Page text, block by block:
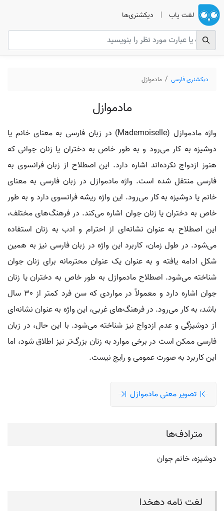
لغت یاب | دیکشنری‌ها
دیکشنری فارسی مادموازل
مادموازل
واژه مادموازل (Mademoiselle) در زبان فارسی به معنای خانم یا
دوشیزه به کار می‌رود و به طور خاص به دختران یا زنان جوانی که
هنوز ازدواج نکرده‌اند اشاره دارد. این اصطلاح از زبان فرانسوی به
فارسی منتقل شده است. واژه مادموازل در زبان فارسی به معنای
خانم یا دوشیزه به کار می‌رود. این واژه ریشه فرانسوی دارد و به طور
خاص به دختران یا زنان جوان اشاره می‌کند. در فرهنگ‌های مختلف،
این اصطلاح به عنوان نشانه‌ای از احترام و ادب به زنان استفاده
می‌شود. در طول زمان، کاربرد این واژه در زبان فارسی نیز به همین
شکل ادامه یافته و به عنوان یک عنوان محترمانه برای زنان جوان
شناخته می‌شود. اصطلاح مادموازل به طور خاص به دختران یا زنان
جوان اشاره دارد و معمولاً در مواردی که سن فرد کمتر از 30 سال
باشد، به کار می‌رود. در فرهنگ‌های غربی، این واژه به عنوان نشانه‌ای
از دوشیزگی و عدم ازدواج نیز شناخته می‌شود. با این حال، در زبان
فارسی ممکن است در برخی موارد به زنان بزرگ‌تر نیز اطلاق شود، اما
این کاربرد به صورت عمومی و رایج نیست.
تصویر معنی مادموازل
مترادف‌ها
دوشیزه، خانم جوان
لغت نامه دهخدا